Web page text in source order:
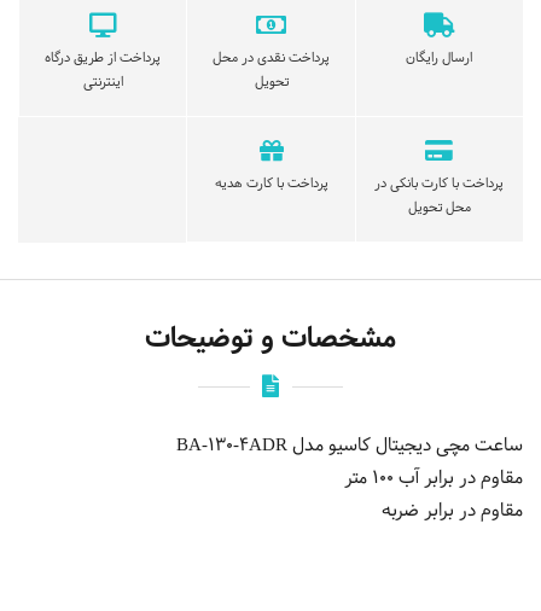
ارسال رایگان
پرداخت نقدی در محل
تحویل
پرداخت از طریق درگاه
اینترنتی
پرداخت با کارت بانکی در
محل تحویل
پرداخت با کارت هدیه
مشخصات و توضیحات
ساعت مچی دیجیتال کاسیو مدل BA-130-4ADR
مقاوم در برابر آب 100 متر
مقاوم در برابر ضربه